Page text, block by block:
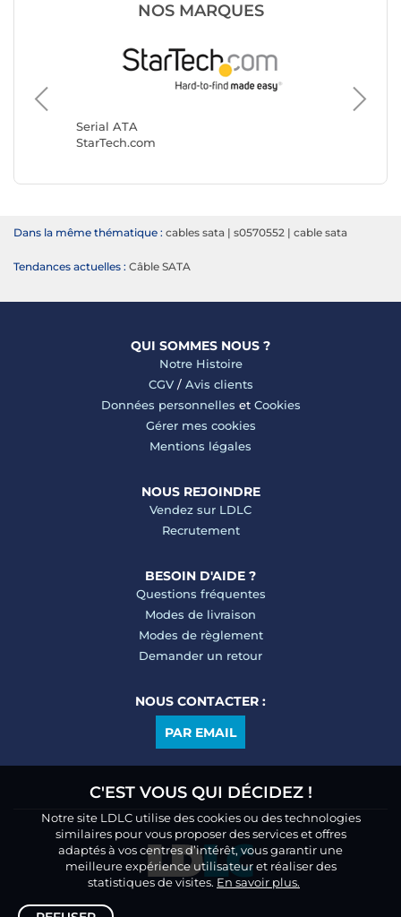
NOS MARQUES
Serial ATA
StarTech.com
Serial
Dans la même thématique : cables sata | s0570552 | cable sata
Tendances actuelles : Câble SATA
QUI SOMMES NOUS ?
Notre Histoire
CGV/ Avis clients
Données personnelles et Cookies
Gérer mes cookies
Mentions légales
NOUS REJOINDRE
Vendez sur LDLC
Recrutement
BESOIN D'AIDE ?
Questions fréquentes
Modes de livraison
Modes de règlement
Demander un retour
NOUS CONTACTER :
PAR EMAIL
C'EST VOUS QUI DÉCIDEZ !
Notre site LDLC utilise des cookies ou des technologies
similaires pour vous proposer des services et offres
adaptés à vos centres d’intérêt, vous garantir une
meilleure expérience utilisateur et réaliser des
statistiques de visites. En savoir plus.